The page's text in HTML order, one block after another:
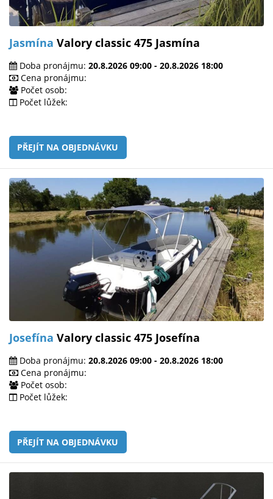
Jasmína Valory classic 475 Jasmína
Doba pronájmu: 20.8.2026 09:00 - 20.8.2026 18:00
Cena pronájmu:
Počet osob:
Počet lůžek:
PŘEJÍT NA OBJEDNÁVKU
Josefína Valory classic 475 Josefína
Doba pronájmu: 20.8.2026 09:00 - 20.8.2026 18:00
Cena pronájmu:
Počet osob:
Počet lůžek:
PŘEJÍT NA OBJEDNÁVKU